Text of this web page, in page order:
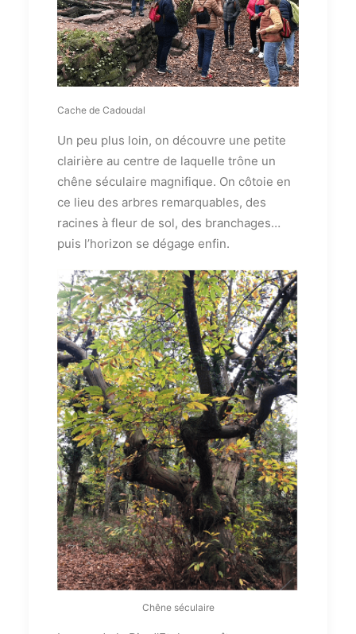
Cache de Cadoudal
Un peu plus loin, on découvre une petite
clairière au centre de laquelle trône un
chêne séculaire magnifique. On côtoie en
ce lieu des arbres remarquables, des
racines à fleur de sol, des branchages…
puis l’horizon se dégage enfin.
Chêne séculaire